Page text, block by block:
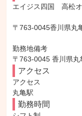
エイジス四国　高松
〒763-0045香川県丸
勤務地備考
〒763-0045 香川県丸
アクセス
アクセス
丸亀駅
勤務時間